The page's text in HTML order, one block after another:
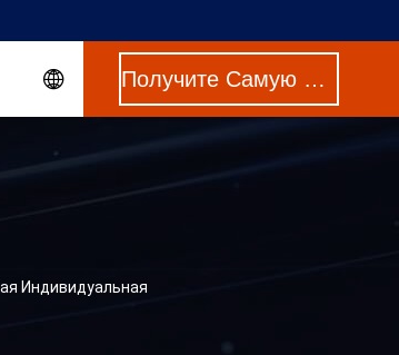
Получите Самую Лучшую Цену
Индивидуальная